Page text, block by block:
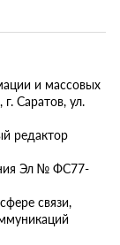
и массовых
Саратов, ул.
редактор
Эл № ФС77-
связи,